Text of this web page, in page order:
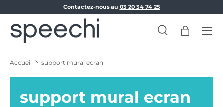
Aller au contenu
Contactez-nous au 03 20 34 74 25
Recherche
Recherche
Panier
Menu
Accueil support mural ecran
support mural ecran